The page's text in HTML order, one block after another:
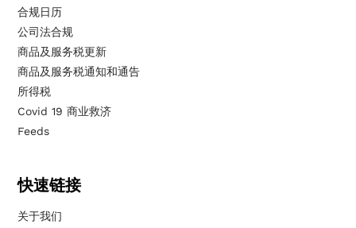
合规日历
公司法合规
商品及服务税更新
商品及服务税通知和通告
所得税
Covid 19 商业救济
Feeds
快速链接
关于我们